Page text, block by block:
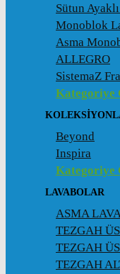
Sütun
Monoblok
Asma
ALLEGRO
SistemaZ
Kategoriye
Beyond
Inspira
Kategoriye
LAVABOLAR
ASMA
TEZGAH
TEZGAH
TEZGAH